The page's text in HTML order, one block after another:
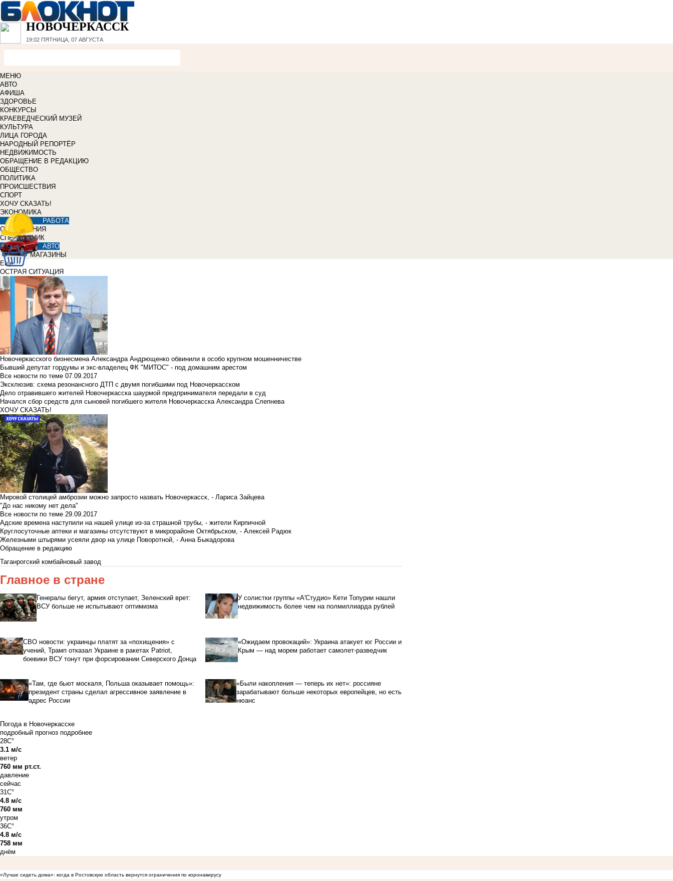
НОВОЧЕРКАССК
19:02 ПЯТНИЦА, 07 АВГУСТА
МЕНЮ
АВТО
АФИША
ЗДОРОВЬЕ
КОНКУРСЫ
КРАЕВЕДЧЕСКИЙ МУЗЕЙ
КУЛЬТУРА
ЛИЦА ГОРОДА
НАРОДНЫЙ РЕПОРТЁР
НЕДВИЖИМОСТЬ
ОБРАЩЕНИЕ В РЕДАКЦИЮ
ОБЩЕСТВО
ПОЛИТИКА
ПРОИСШЕСТВИЯ
СПОРТ
ХОЧУ СКАЗАТЬ!
ЭКОНОМИКА
РАБОТА
ОБЪЯВЛЕНИЯ
СПРАВОЧНИК
АВТО
МАГАЗИНЫ
Еще
ОСТРАЯ СИТУАЦИЯ
Новочеркасского бизнесмена Александра Андрющенко обвинили в особо крупном мошенничестве
Бывший депутат гордумы и экс-владелец ФК "МИТОС" - под домашним арестом
Все новости по теме 07.09.2017
Эксклюзив: схема резонансного ДТП с двумя погибшими под Новочеркасском
Дело отравившего жителей Новочеркасска шаурмой предпринимателя передали в суд
Начался сбор средств для сыновей погибшего жителя Новочеркасска Александра Слепнева
ХОЧУ СКАЗАТЬ!
Мировой столицей амброзии можно запросто назвать Новочеркасск, - Лариса Зайцева
"До нас никому нет дела"
Все новости по теме 29.09.2017
Адские времена наступили на нашей улице из-за страшной трубы, - жители Кирпичной
Круглосуточные аптеки и магазины отсутствуют в микрорайоне Октябрьском, - Алексей Радюк
Железными штырями усеяли двор на улице Поворотной, - Анна Быкадорова
Обращение в редакцию
Таганрогский комбайновый завод
Главное в стране
Генералы бегут, армия отступает, Зеленский врет:
ВСУ больше не испытывают оптимизма
У солистки группы «А'Студио» Кети Топурии нашли
недвижимость более чем на полмиллиарда рублей
СВО новости: украинцы платят за «похищения» с
учений, Трамп отказал Украине в ракетах Patriot,
боевики ВСУ тонут при форсировании Северского Донца
«Ожидаем провокаций»: Украина атакует юг России и
Крым — над морем работает самолет-разведчик
«Там, где бьют москаля, Польша оказывает помощь»:
президент страны сделал агрессивное заявление в
адрес России
«Были накопления — теперь их нет»: россияне
зарабатывают больше некоторых европейцев, но есть
нюанс
Погода в Новочеркасске
подробный прогноз подробнее
28C°
3.1 м/с
ветер
760 мм рт.ст.
давление
сейчас
31C°
4.8 м/с
760 мм
утром
36C°
4.8 м/с
758 мм
днём
«Лучше сидеть дома»: когда в Ростовскую область вернутся ограничения по коронавирусу